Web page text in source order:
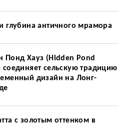
глубина античного мрамора
Понд Хауз (Hidden Pond
соединяет сельскую традицию
дизайн на Лонг-
с золотым оттенком в